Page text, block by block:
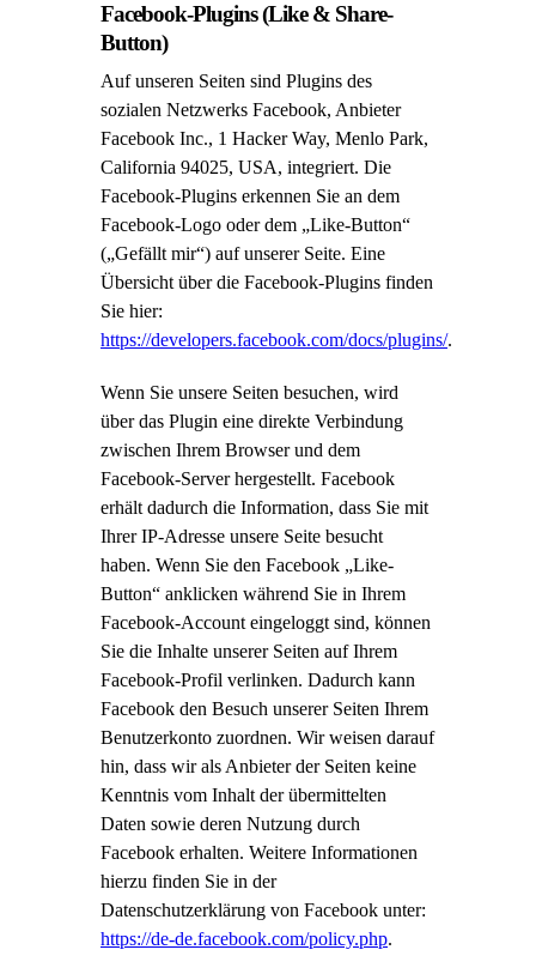
Facebook-Plugins (Like & Share-
Button)
Auf unseren Seiten sind Plugins des
sozialen Netzwerks Facebook, Anbieter
Facebook Inc., 1 Hacker Way, Menlo Park,
California 94025, USA, integriert. Die
Facebook-Plugins erkennen Sie an dem
Facebook-Logo oder dem „Like-Button“
(„Gefällt mir“) auf unserer Seite. Eine
Übersicht über die Facebook-Plugins finden
Sie hier:
https://developers.facebook.com/docs/plugins/.
Wenn Sie unsere Seiten besuchen, wird
über das Plugin eine direkte Verbindung
zwischen Ihrem Browser und dem
Facebook-Server hergestellt. Facebook
erhält dadurch die Information, dass Sie mit
Ihrer IP-Adresse unsere Seite besucht
haben. Wenn Sie den Facebook „Like-
Button“ anklicken während Sie in Ihrem
Facebook-Account eingeloggt sind, können
Sie die Inhalte unserer Seiten auf Ihrem
Facebook-Profil verlinken. Dadurch kann
Facebook den Besuch unserer Seiten Ihrem
Benutzerkonto zuordnen. Wir weisen darauf
hin, dass wir als Anbieter der Seiten keine
Kenntnis vom Inhalt der übermittelten
Daten sowie deren Nutzung durch
Facebook erhalten. Weitere Informationen
hierzu finden Sie in der
Datenschutzerklärung von Facebook unter:
https://de-de.facebook.com/policy.php.